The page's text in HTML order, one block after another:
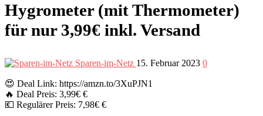
Hygrometer (mit Thermometer)
für nur 3,99€ inkl. Versand
Sparen-im-Netz 15. Februar 2023 0
😍 Deal Link: https://amzn.to/3XuPJN1
🔥 Deal Preis: 3,99€ €
💶 Regulärer Preis: 7,98€ €